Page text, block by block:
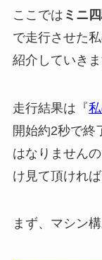
ここでは ミニ
で走行させた
紹介していきま
走行結果は『
開始約2秒で終
はなりません
け見て頂ければ
まず、マシン